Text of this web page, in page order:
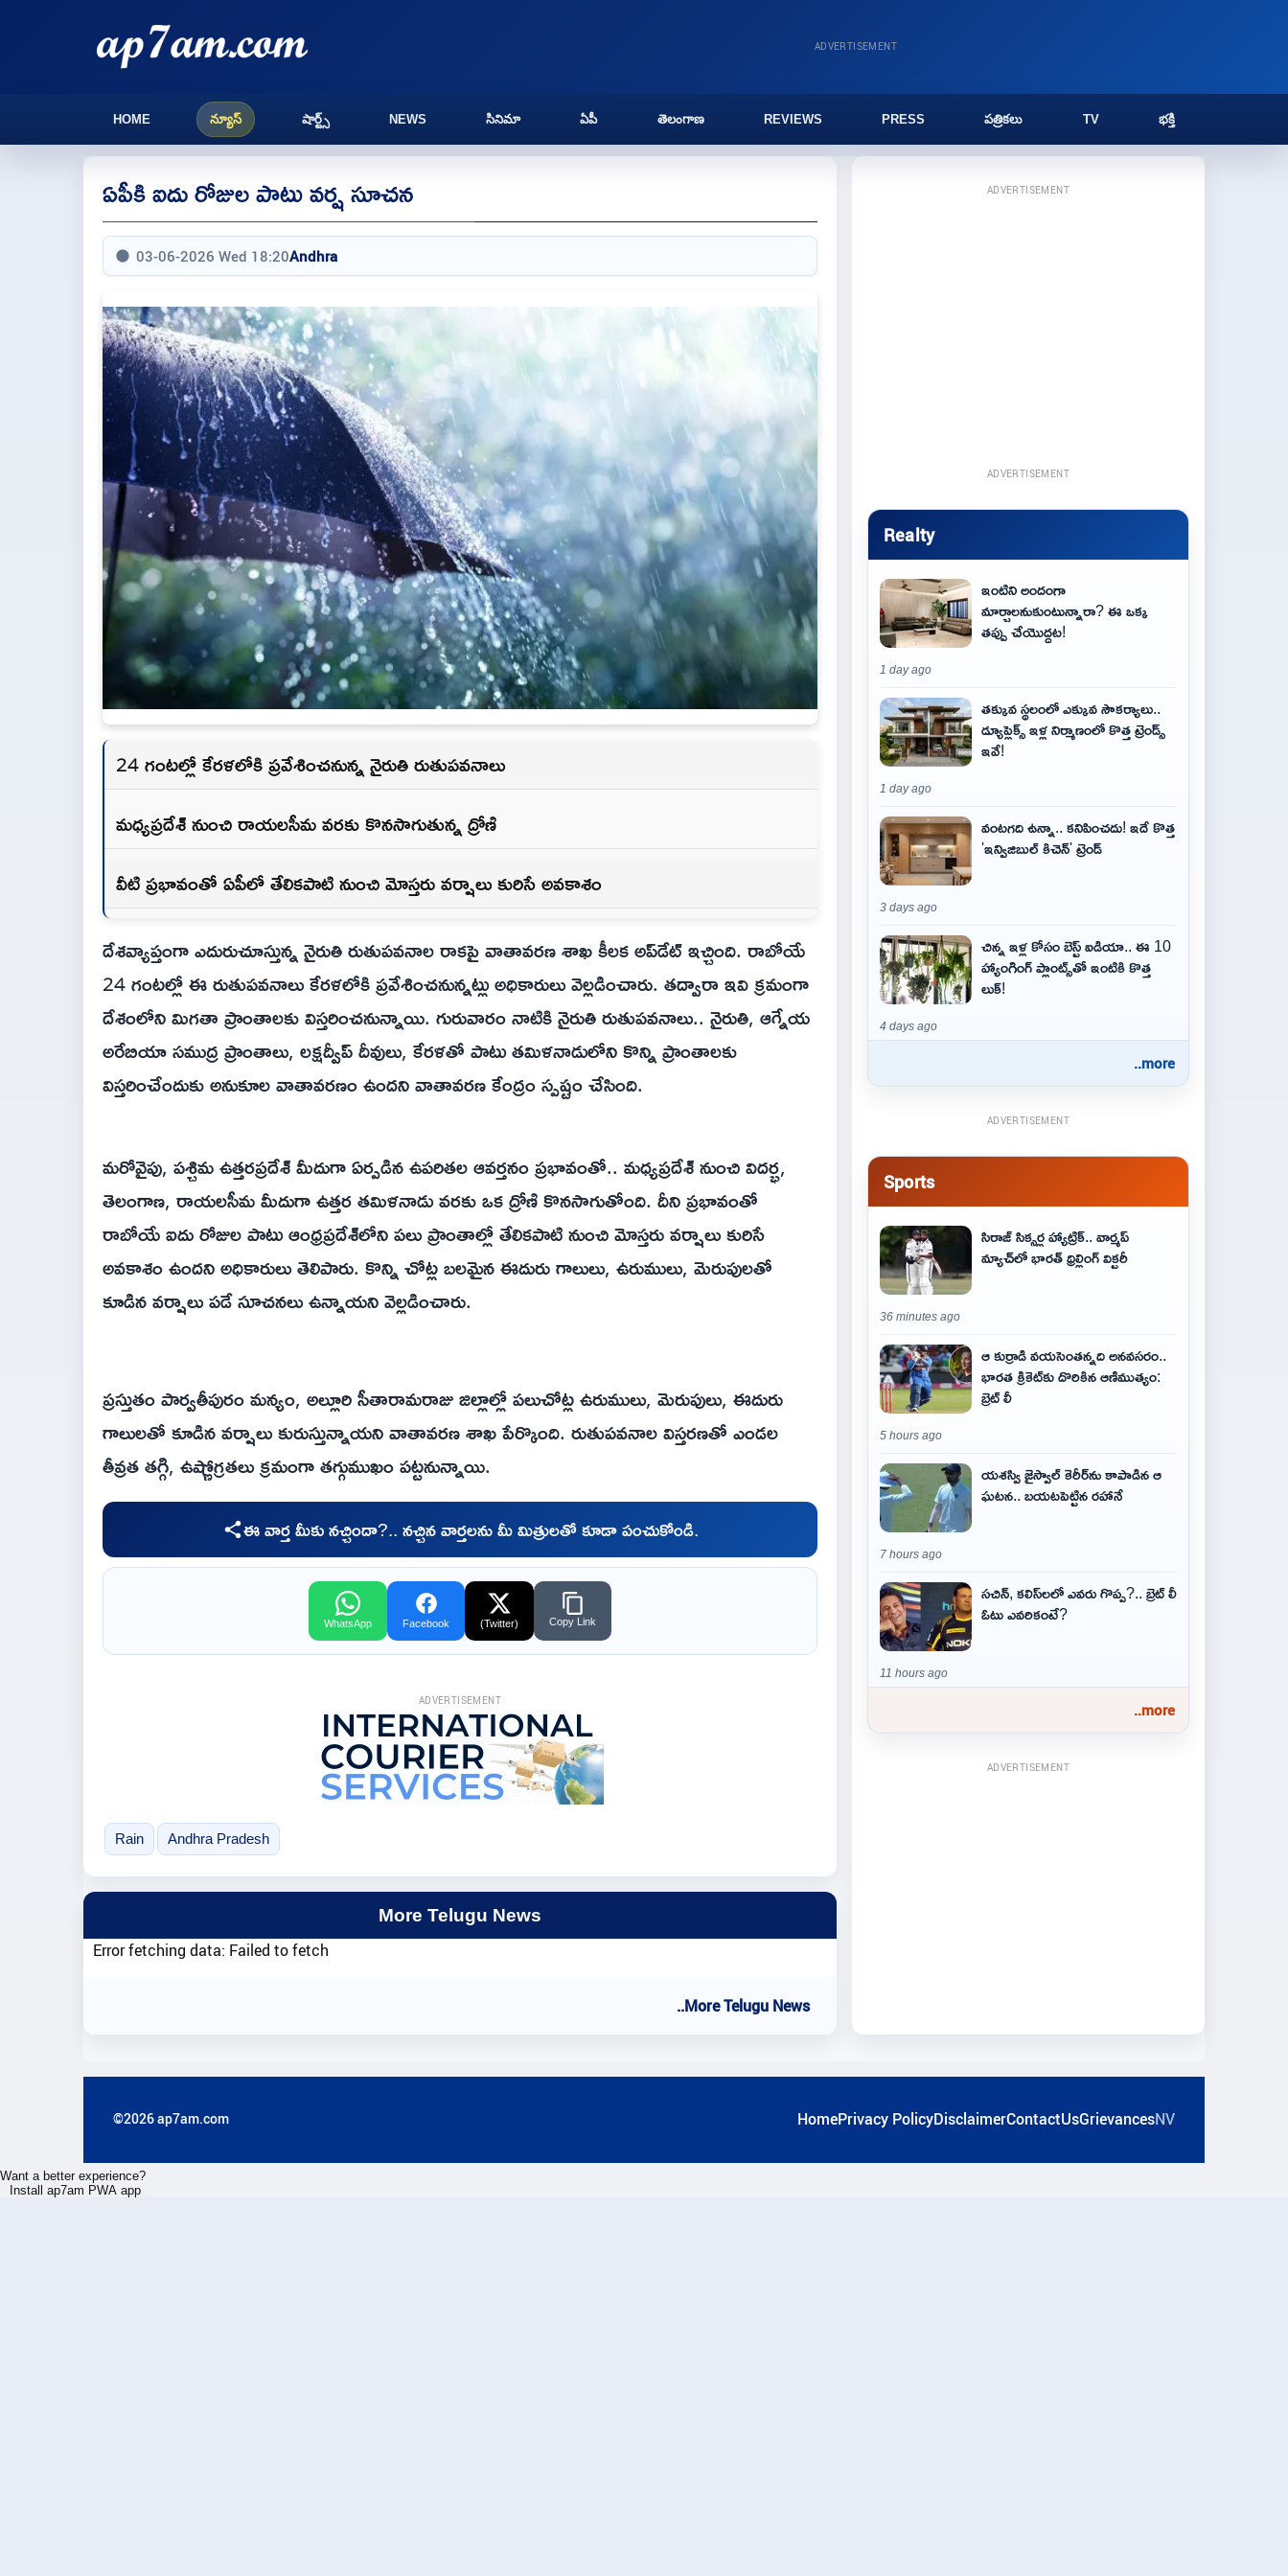
ADVERTISEMENT
HOME న్యూస్ షార్ట్స్ NEWS సినిమా ఏపీ తెలంగాణ REVIEWS PRESS పత్రికలు TV భక్తి
ఏపీకి ఐదు రోజుల పాటు వర్ష సూచన
03-06-2026 Wed 18:20Andhra
24 గంటల్లో కేరళలోకి ప్రవేశించనున్న నైరుతి రుతుపవనాలు
మధ్యప్రదేశ్ నుంచి రాయలసీమ వరకు కొనసాగుతున్న ద్రోణి
వీటి ప్రభావంతో ఏపీలో తేలికపాటి నుంచి మోస్తరు వర్షాలు కురిసే అవకాశం
దేశవ్యాప్తంగా ఎదురుచూస్తున్న నైరుతి రుతుపవనాల రాకపై వాతావరణ శాఖ కీలక అప్‌డేట్ ఇచ్చింది. రాబోయే
24 గంటల్లో ఈ రుతుపవనాలు కేరళలోకి ప్రవేశించనున్నట్లు అధికారులు వెల్లడించారు. తద్వారా ఇవి క్రమంగా
దేశంలోని మిగతా ప్రాంతాలకు విస్తరించనున్నాయి. గురువారం నాటికి నైరుతి రుతుపవనాలు.. నైరుతి, ఆగ్నేయ
అరేబియా సముద్ర ప్రాంతాలు, లక్షద్వీప్ దీవులు, కేరళతో పాటు తమిళనాడులోని కొన్ని ప్రాంతాలకు
విస్తరించేందుకు అనుకూల వాతావరణం ఉందని వాతావరణ కేంద్రం స్పష్టం చేసింది.
మరోవైపు, పశ్చిమ ఉత్తరప్రదేశ్ మీదుగా ఏర్పడిన ఉపరితల ఆవర్తనం ప్రభావంతో.. మధ్యప్రదేశ్ నుంచి విదర్భ,
తెలంగాణ, రాయలసీమ మీదుగా ఉత్తర తమిళనాడు వరకు ఒక ద్రోణి కొనసాగుతోంది. దీని ప్రభావంతో
రాబోయే ఐదు రోజుల పాటు ఆంధ్రప్రదేశ్‌లోని పలు ప్రాంతాల్లో తేలికపాటి నుంచి మోస్తరు వర్షాలు కురిసే
అవకాశం ఉందని అధికారులు తెలిపారు. కొన్ని చోట్ల బలమైన ఈదురు గాలులు, ఉరుములు, మెరుపులతో
కూడిన వర్షాలు పడే సూచనలు ఉన్నాయని వెల్లడించారు.
ప్రస్తుతం పార్వతీపురం మన్యం, అల్లూరి సీతారామరాజు జిల్లాల్లో పలుచోట్ల ఉరుములు, మెరుపులు, ఈదురు
గాలులతో కూడిన వర్షాలు కురుస్తున్నాయని వాతావరణ శాఖ పేర్కొంది. రుతుపవనాల విస్తరణతో ఎండల
తీవ్రత తగ్గి, ఉష్ణోగ్రతలు క్రమంగా తగ్గుముఖం పట్టనున్నాయి.
ఈ వార్త మీకు నచ్చిందా?.. నచ్చిన వార్తలను మీ మిత్రులతో కూడా పంచుకోండి.
WhatsApp Facebook (Twitter) Copy Link
ADVERTISEMENT
Rain Andhra Pradesh
More Telugu News
Error fetching data: Failed to fetch
..More Telugu News
ADVERTISEMENT
ADVERTISEMENT
Realty
ఇంటిని అందంగా
మార్చాలనుకుంటున్నారా? ఈ ఒక్క
తప్పు చేయొద్దట!
1 day ago
తక్కువ స్థలంలో ఎక్కువ సౌకర్యాలు..
డ్యూప్లెక్స్ ఇళ్ల నిర్మాణంలో కొత్త ట్రెండ్స్
ఇవే!
1 day ago
వంటగది ఉన్నా.. కనిపించదు! ఇదే కొత్త
'ఇన్విజిబుల్ కిచెన్' ట్రెండ్
3 days ago
చిన్న ఇళ్ల కోసం బెస్ట్ ఐడియా.. ఈ 10
హ్యాంగింగ్ ప్లాంట్స్‌తో ఇంటికి కొత్త
లుక్!
4 days ago
..more
ADVERTISEMENT
Sports
సిరాజ్ సిక్సర్ల హ్యాట్రిక్.. వార్మప్
మ్యాచ్‌లో భారత్ థ్రిల్లింగ్ విక్టరీ
36 minutes ago
ఆ కుర్రాడి వయసెంతన్నది అనవసరం..
భారత క్రికెట్‌కు దొరికిన ఆణిముత్యం:
బ్రెట్ లీ
5 hours ago
యశస్వి జైస్వాల్ కెరీర్‌ను కాపాడిన ఆ
ఘటన.. బయటపెట్టిన రహానే
7 hours ago
సచిన్, కలిస్‌లలో ఎవరు గొప్ప?.. బ్రెట్ లీ
ఓటు ఎవరికంటే?
11 hours ago
..more
ADVERTISEMENT
©2026 ap7am.com HomePrivacy PolicyDisclaimerContactUsGrievancesNV
Want a better experience?
Install ap7am PWA app